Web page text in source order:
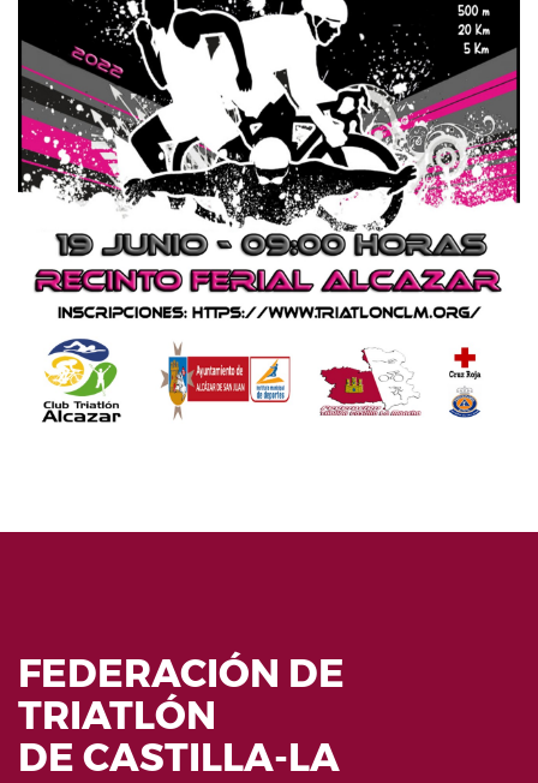
FEDERACIÓN DE
TRIATLÓN
DE CASTILLA-LA